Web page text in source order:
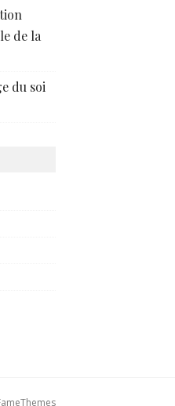
de la
du soi